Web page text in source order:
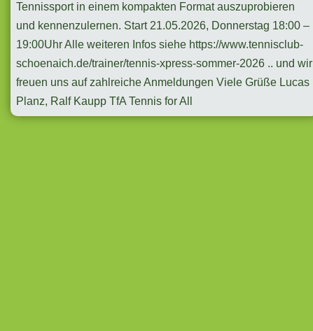
Tennissport in einem kompakten Format auszuprobieren
und kennenzulernen. Start 21.05.2026, Donnerstag 18:00 –
19:00Uhr Alle weiteren Infos siehe https://www.tennisclub-
schoenaich.de/trainer/tennis-xpress-sommer-2026 .. und wir
freuen uns auf zahlreiche Anmeldungen Viele Grüße Lucas
Planz, Ralf Kaupp TfA Tennis for All